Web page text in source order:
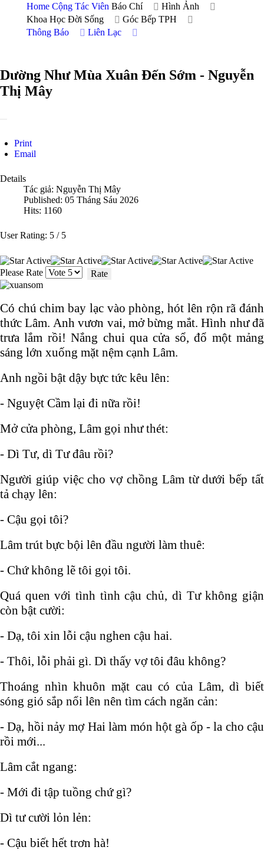
Home Cộng Tác Viên Báo Chí
Hình Ảnh
Khoa Học Đời Sống
Góc Bếp TPH
Thông Báo
Liên Lạc
Dường Như Mùa Xuân Đến Sớm - Nguyễn
Thị Mây
Print
Email
Details
Tác giả: Nguyễn Thị Mây
Published: 05 Tháng Sáu 2026
Hits: 1160
User Rating: 5 / 5
Please Rate
Có chú chim bay lạc vào phòng, hót lên rộn rã đánh
thức Lâm. Anh vươn vai, mở bừng mắt. Hình như đã
trưa lắm rồi! Nắng chui qua cửa sổ, đổ một mảng
sáng lớn xuống mặt nệm cạnh Lâm.
Anh ngồi bật dậy bực tức kêu lên:
- Nguyệt Cầm lại đi nữa rồi!
Mở cửa phòng, Lâm gọi như thét:
- Dì Tư, dì Tư đâu rồi?
Người giúp việc cho vợ chồng Lâm từ dưới bếp tất
tả chạy lên:
- Cậu gọi tôi?
Lâm trút bực bội lên đầu người làm thuê:
- Chứ không lẽ tôi gọi tôi.
Quá quen với tình tình cậu chủ, dì Tư không giận
còn bật cười:
- Dạ, tôi xin lỗi cậu nghen cậu hai.
- Thôi, lỗi phải gì. Dì thấy vợ tôi đâu không?
Thoáng nhìn khuôn mặt cau có của Lâm, dì biết
sóng gió sắp nổi lên nên tìm cách ngăn cản:
- Dạ, hồi nảy mợ Hai làm món hột gà ốp - la cho cậu
rồi mới...
Lâm cắt ngang:
- Mới đi tập tuồng chứ gì?
Dì tư cười lỏn lẻn:
- Cậu biết hết trơn hà!